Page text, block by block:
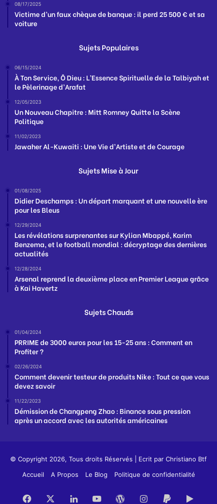
08/17/2025
Victime d’un faux chèque de banque : il perd 25 500 € et sa
voiture
Sujets Populaires
06/15/2024
À Ton Service, Ô Dieu : L’Essence Spirituelle de la Talbiyah et
le Pèlerinage d’Arafat
12/05/2023
Un Nouveau Chapitre : Mitt Romney Quitte la Scène
Politique
11/02/2023
Jawaher Al-Kuwaiti : Une Vie d’Artiste et de Courage
Sujets Mise à Jour
01/08/2025
Didier Deschamps : Un départ marquant et une nouvelle ère
pour les Bleus
12/29/2024
Les révélations surprenantes sur Kylian Mbappé, Karim
Benzema, et le football mondial : décryptage des dernières
actualités
12/28/2024
Arsenal reprend la deuxième place en Premier League grâce
à Kai Havertz
Sujets Chauds
01/04/2024
PRRIME de 3000 euros pour les 15-25 ans : Comment en
Profiter ?
02/26/2024
Comment devenir testeur de produits Nike : Tout ce que vous
devez savoir
11/22/2023
Démission de Changpeng Zhao : Binance sous pression
après un accord avec les autorités américaines
© Copyright 2026, Tous droits Réservés | Ecrit par Christiano Btf
Accueil
A Propos Le Blog Politique de confidentialité
Facebook LinkedinYouTubeWordPress
Instagram
PayPal